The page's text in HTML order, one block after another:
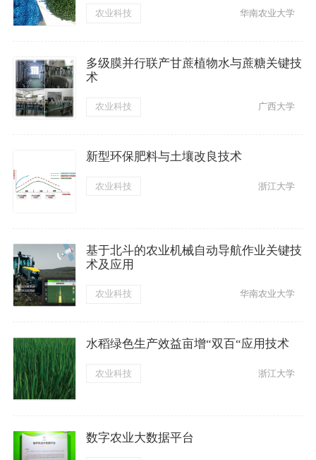
农业科技 华南农业大学
多级膜并行联产甘蔗植物水与蔗糖关键技
术
农业科技 广西大学
新型环保肥料与土壤改良技术
农业科技 浙江大学
基于北斗的农业机械自动导航作业关键技
术及应用
农业科技 华南农业大学
水稻绿色生产效益亩增“双百“应用技术
农业科技 浙江大学
数字农业大数据平台